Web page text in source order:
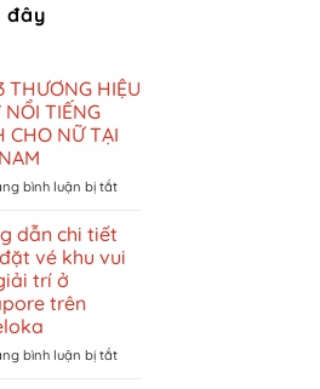
đây
THƯƠNG HIỆU
NỔI TIẾNG
CHO NỮ TẠI
bình luận bị tắtở
3
THƯƠNG
HIỆU
TIẾNG
dẫn chi tiết
vé khu vui
trí ở
trên
bình luận bị tắtở